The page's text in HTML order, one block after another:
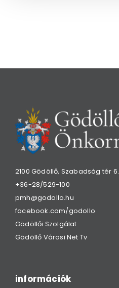
2100 Gödöllő, Szabadság tér 6.
+36-28/529-100
pmh@godollo.hu
facebook.com/godollo
Gödöllői Szolgálat
Gödöllő Városi Net Tv
információk